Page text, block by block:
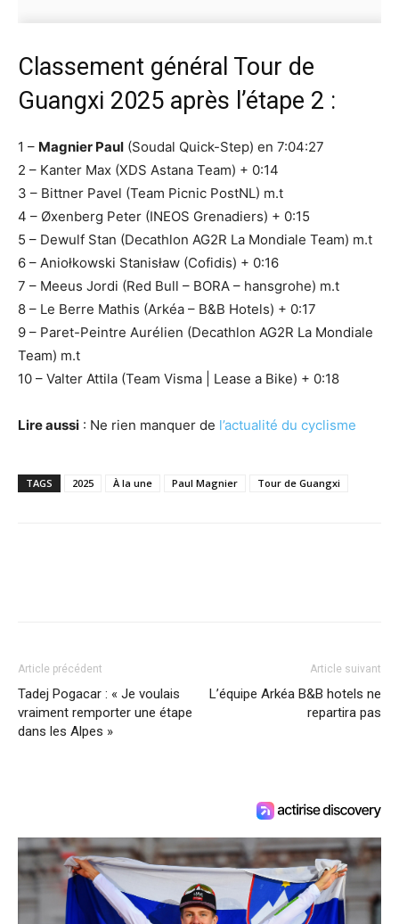
Classement général Tour de
Guangxi 2025 après l’étape 2 :
1 – Magnier Paul (Soudal Quick-Step) en 7:04:27
2 – Kanter Max (XDS Astana Team) + 0:14
3 – Bittner Pavel (Team Picnic PostNL) m.t
4 – Øxenberg Peter (INEOS Grenadiers) + 0:15
5 – Dewulf Stan (Decathlon AG2R La Mondiale Team) m.t
6 – Aniołkowski Stanisław (Cofidis) + 0:16
7 – Meeus Jordi (Red Bull – BORA – hansgrohe) m.t
8 – Le Berre Mathis (Arkéa – B&B Hotels) + 0:17
9 – Paret-Peintre Aurélien (Decathlon AG2R La Mondiale
Team) m.t
10 – Valter Attila (Team Visma | Lease a Bike) + 0:18
Lire aussi : Ne rien manquer de l’actualité du cyclisme
TAGS 2025 À la une Paul Magnier Tour de Guangxi
Article précédent
Tadej Pogacar : « Je voulais
vraiment remporter une étape
dans les Alpes »
Article suivant
L’équipe Arkéa B&B hotels ne
repartira pas